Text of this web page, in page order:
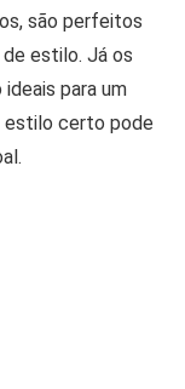
são perfeitos
estilo. Já os
para um
estilo certo pode